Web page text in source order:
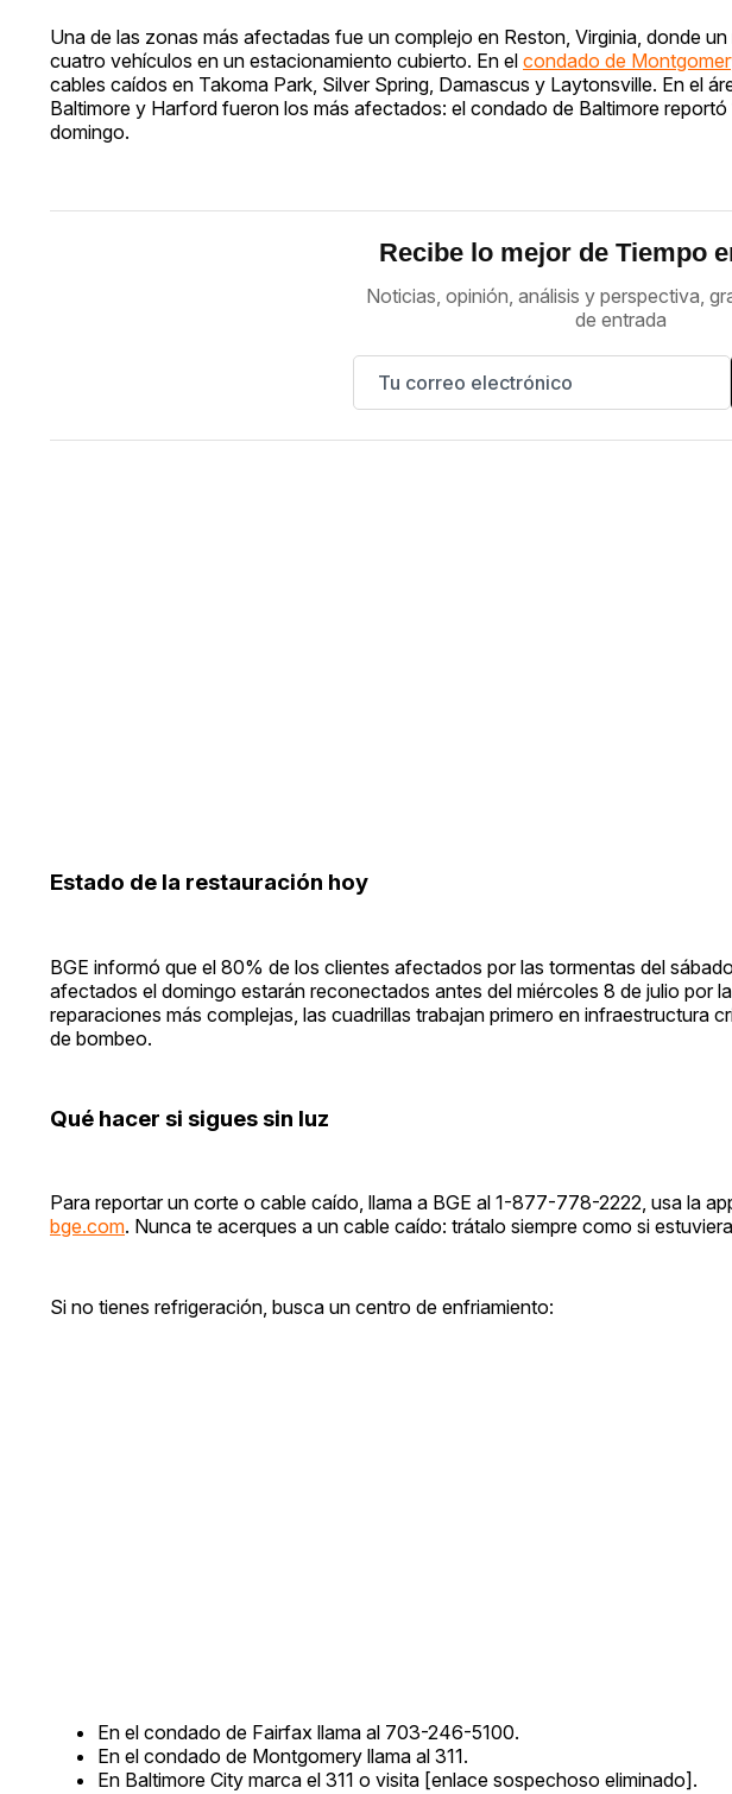
Una de las zonas más afectadas fue un complejo en Reston, Virginia, donde
cuatro vehículos en un estacionamiento cubierto. En el condado de
cables caídos en Takoma Park, Silver Spring, Damascus y Laytonsville. En el
Baltimore y Harford fueron los más afectados: el condado de Baltimore
domingo.
Recibe lo mejor de Tiempo
Noticias, opinión, análisis y perspectiva,
de entrada
Estado de la restauración hoy
BGE informó que el 80% de los clientes afectados por las tormentas del
afectados el domingo estarán reconectados antes del miércoles 8 de julio por
reparaciones más complejas, las cuadrillas trabajan primero en infraestructura
de bombeo.
Qué hacer si sigues sin luz
Para reportar un corte o cable caído, llama a BGE al 1-877-778-2222, usa la
bge.com. Nunca te acerques a un cable caído: trátalo siempre como si
Si no tienes refrigeración, busca un centro de enfriamiento:
En el condado de Fairfax llama al 703-246-5100.
En el condado de Montgomery llama al 311.
En Baltimore City marca el 311 o visita [enlace sospechoso eliminado].